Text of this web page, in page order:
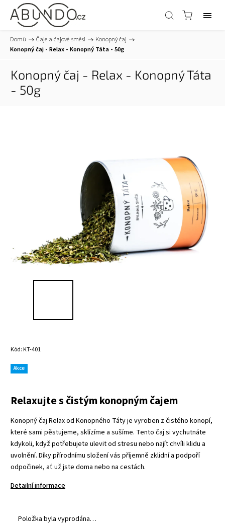
Domů / Čaje a čajové směsi / Konopný čaj /
Konopný čaj - Relax - Konopný Táta - 50g
Konopný čaj - Relax - Konopný Táta
- 50g
Kód:KT-401
Akce
Relaxujte s čistým konopným čajem
Konopný čaj Relax od Konopného Táty je vyroben z čistého konopí,
které sami pěstujeme, sklízíme a sušíme. Tento čaj si vychutnáte
kdykoli, když potřebujete ulevit od stresu nebo najít chvíli klidu a
uvolnění. Díky přírodnímu složení vás příjemně zklidní a podpoří
odpočinek, ať už jste doma nebo na cestách.
Detailní informace
Položka byla vyprodána…